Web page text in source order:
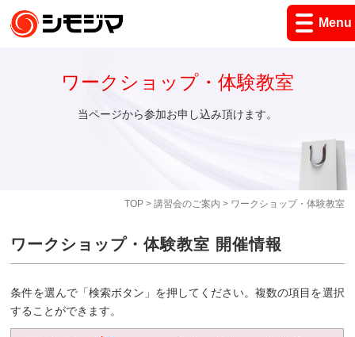
Menu
TOP> 講習会のご案内 > ワークショップ・体験教室
ワークショップ・体験教室
当ページから参加お申し込み頂けます。
ワークショップ・体験教室 開催情報
条件を選んで「検索ボタン」を押してください。複数の項目を選択
することができます。